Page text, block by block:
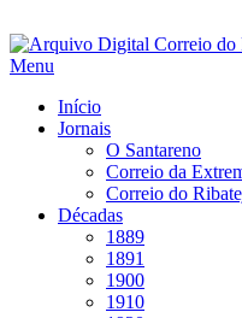
Saltar
para
Menu
Início
Jornais
O Santareno
Correio da
Correio do
Décadas
1889
1891
1900
1910